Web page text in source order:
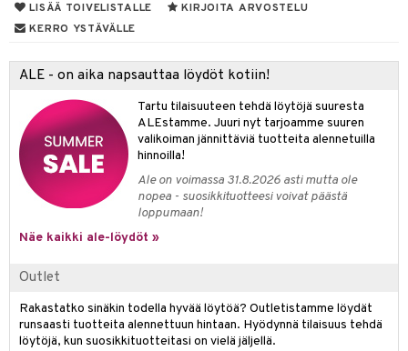
LISÄÄ TOIVELISTALLE
KIRJOITA ARVOSTELU
KERRO YSTÄVÄLLE
ALE - on aika napsauttaa löydöt kotiin!
Tartu tilaisuuteen tehdä löytöjä suuresta
ALEstamme. Juuri nyt tarjoamme suuren
valikoiman jännittäviä tuotteita alennetuilla
hinnoilla!
Ale on voimassa 31.8.2026 asti mutta ole
nopea - suosikkituotteesi voivat päästä
loppumaan!
Näe kaikki ale-löydöt »
Outlet
Rakastatko sinäkin todella hyvää löytöä? Outletistamme löydät
runsaasti tuotteita alennettuun hintaan. Hyödynnä tilaisuus tehdä
löytöjä, kun suosikkituotteitasi on vielä jäljellä.
hoito
iho
iho
iho
Päivävoide
hoito
tarvikkeet
/ Kajaali
&
Lapset
Set
tuotteet
hoito
poisto
hoito
tuotteet
shave balm
shave lotion
de cologne
de toilette
tuotteet
poisto
hoito
1: Puhdistus
& vastauksia